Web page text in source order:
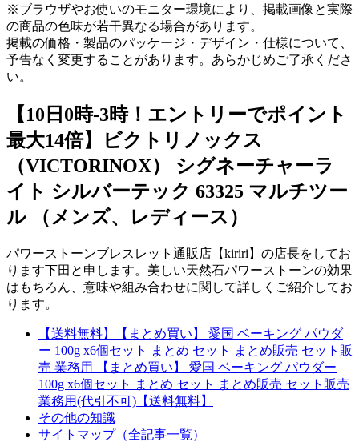
※ブラウザやお使いのモニター環境により、掲載画像と実際
の商品の色味が若干異なる場合があります。
掲載の価格・製品のパッケージ・デザイン・仕様について、
予告なく変更することがあります。あらかじめご了承くださ
い。
【10日0時-3時！エントリーでポイント
最大14倍】ビクトリノックス
（VICTORINOX） シグネーチャーラ
イト シルバーテック 63325 マルチツー
ル （メンズ、レディース）
パワーストーンブレスレット通販店【kiriri】の店長をしてお
ります下田と申します。美しい天然石パワーストーンの効果
はもちろん、意味や組み合わせに関して詳しくご紹介してお
ります。
【送料無料】【まとめ買い】 愛国 ベーキング パウダ
ー 100g x6個セット まとめ セット まとめ販売 セット販
売 業務用 【まとめ買い】 愛国 ベーキング パウダー
100g x6個セット まとめ セット まとめ販売 セット販売
業務用(代引不可)【送料無料】
その他の知識
サイトマップ（全記事一覧）